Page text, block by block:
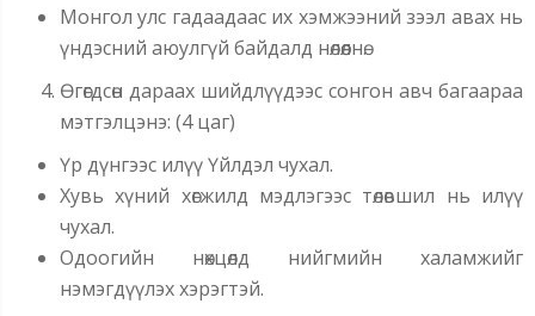
Монгол улс гадаадаас их хэмжээний зээл авах нь
үндэсний аюулгүй байдалд нөлөөлнө.
Өгөгдсөн дараах шийдлүүдээс сонгон авч багаараа
мэтгэлцэнэ: (4 цаг)
Үр дүнгээс илүү Үйлдэл чухал.
Хувь хүний хөгжилд мэдлэгээс төлөвшил нь илүү
чухал.
Одоогийн нөхцөлд нийгмийн халамжийг
нэмэгдүүлэх хэрэгтэй.